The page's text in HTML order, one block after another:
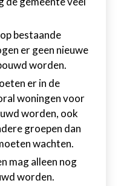
bestaande
er geen nieuwe
worden.
er in de
woningen voor
worden, ook
groepen dan
wachten.
mag alleen nog
worden.